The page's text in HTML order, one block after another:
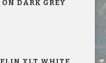
DARK GREY